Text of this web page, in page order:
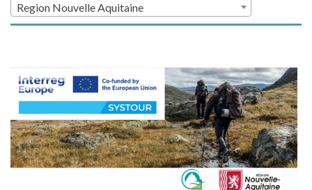
Region Nouvelle Aquitaine